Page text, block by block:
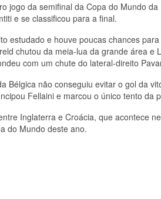
jogo da semifinal da Copa do Mundo
e se classificou para a final.
estudado e houve poucas chances
chutou da meia-lua da grande área
com um chute do lateral-direito
Bélgica não conseguiu evitar o gol da
Fellaini e marcou o único tento da
Inglaterra e Croácia, que acontece
do Mundo deste ano.